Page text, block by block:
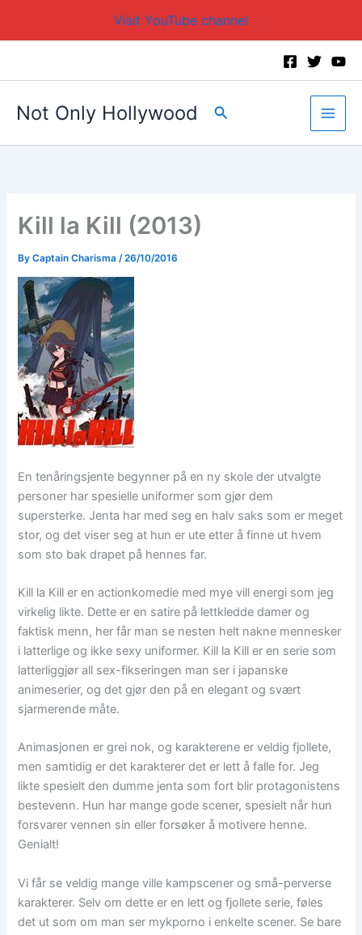
Visit YouTube channel
Not Only Hollywood Search
Kill la Kill (2013)
ByCaptain Charisma /26/10/2016
En tenåringsjente begynner på en ny skole der utvalgte
personer har spesielle uniformer som gjør dem
supersterke. Jenta har med seg en halv saks som er meget
stor, og det viser seg at hun er ute etter å finne ut hvem
som sto bak drapet på hennes far.
Kill la Kill er en actionkomedie med mye vill energi som jeg
virkelig likte. Dette er en satire på lettkledde damer og
faktisk menn, her får man se nesten helt nakne mennesker
i latterlige og ikke sexy uniformer. Kill la Kill er en serie som
latterliggjør all sex-fikseringen man ser i japanske
animeserier, og det gjør den på en elegant og svært
sjarmerende måte.
Animasjonen er grei nok, og karakterene er veldig fjollete,
men samtidig er det karakterer det er lett å falle for. Jeg
likte spesielt den dumme jenta som fort blir protagonistens
bestevenn. Hun har mange gode scener, spesielt når hun
forsvarer vennen sin eller forsøker å motivere henne.
Genialt!
Vi får se veldig mange ville kampscener og små-perverse
karakterer. Selv om dette er en lett og fjollete serie, føles
det ut som om man ser mykporno i enkelte scener. Se bare